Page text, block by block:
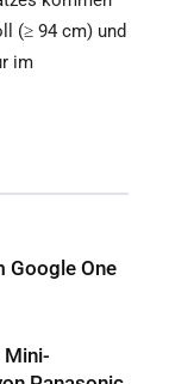
(≥ 94 cm) und
im
Google One
Mini-